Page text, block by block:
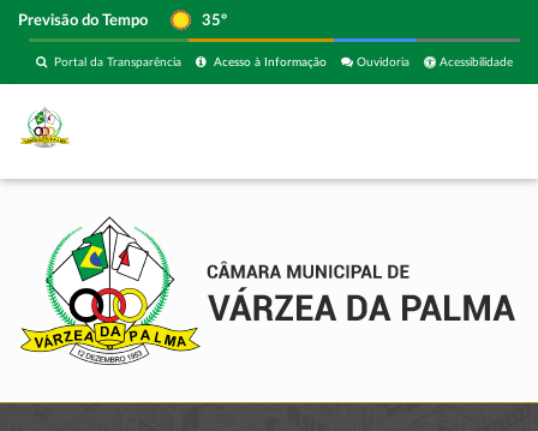
Previsão do Tempo 35º
Acessibilidade
Ouvidoria
Acesso à Informação
Portal da Transparência